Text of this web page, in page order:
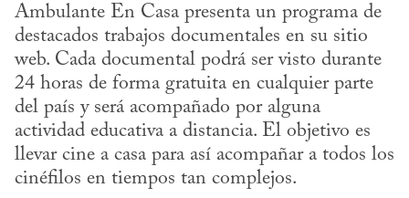
Ambulante En Casa presenta un programa de
destacados trabajos documentales en su sitio
web. Cada documental podrá ser visto durante
24 horas de forma gratuita en cualquier parte
del país y será acompañado por alguna
actividad educativa a distancia. El objetivo es
llevar cine a casa para así acompañar a todos los
cinéfilos en tiempos tan complejos.